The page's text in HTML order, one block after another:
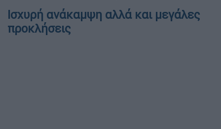
Ισχυρή ανάκαμψη αλλά και μεγάλες
προκλήσεις